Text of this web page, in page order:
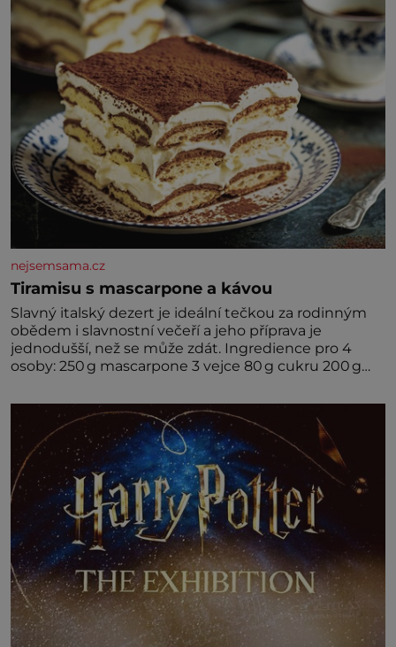
nejsemsama.cz
Tiramisu s mascarpone a kávou
Slavný italský dezert je ideální tečkou za rodinným
obědem i slavnostní večeří a jeho příprava je
jednodušší, než se může zdát. Ingredience pro 4
osoby: 250 g mascarpone 3 vejce 80 g cukru 200 g
amaretta kakao na posypání Postup: Oddělte
žloutky od bílků. Žloutky vyšlehejte s cukrem do
světlé pěny a postupně do nich vmíchejte
mascarpone, aby vznikl hladký